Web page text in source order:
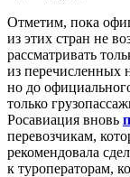
Отметим, пока
из этих стран не
рассматривать
из перечисленных
но до
только
Росавиация вновь
перевозчикам,
рекомендовала
к туроператорам,